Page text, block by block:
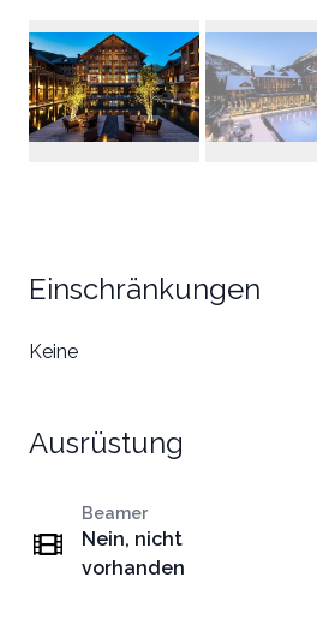
Einschränkungen
Keine
Ausrüstung
Beamer
Nein, nicht
vorhanden